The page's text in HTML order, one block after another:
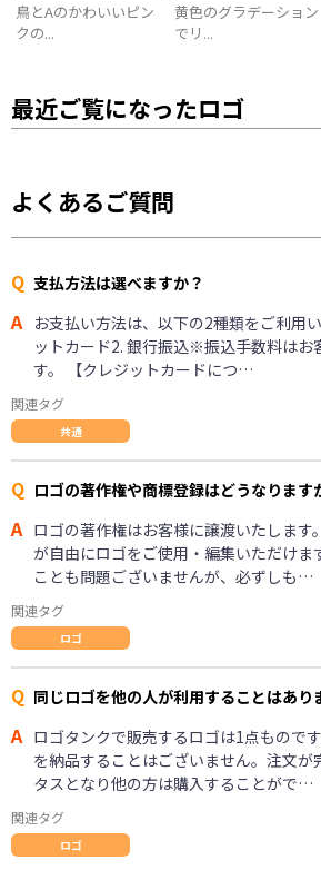
鳥とAのかわいいピン
クの...
黄色のグラデーション
でリ...
最近ご覧になったロゴ
よくあるご質問
Q 支払方法は選べますか？
A お支払い方法は、以下の2種類をご利用
ットカード2. 銀行振込※振込手数料はお
す。 【クレジットカードにつ…
関連タグ
共通
Q ロゴの著作権や商標登録はどうなります
A ロゴの著作権はお客様に譲渡いたします
が自由にロゴをご使用・編集いただけま
ことも問題ございませんが、必ずしも…
関連タグ
ロゴ
Q 同じロゴを他の人が利用することはあり
A ロゴタンクで販売するロゴは1点もので
を納品することはございません。注文が
タスとなり他の方は購入することがで…
関連タグ
ロゴ